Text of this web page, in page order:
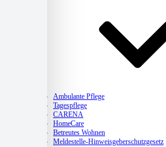
Ambulante Pflege
Tagespflege
CARENA
HomeCare
Betreutes Wohnen
Meldestelle-Hinweisgeberschutzgesetz